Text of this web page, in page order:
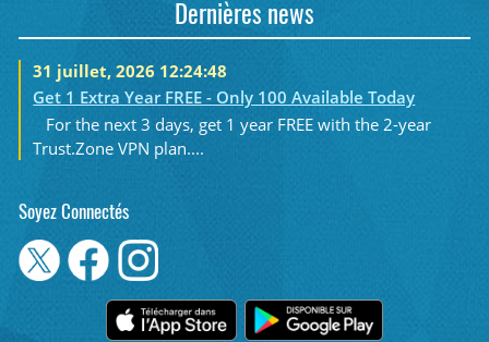
Dernières news
31 juillet, 2026 12:24:48
Get 1 Extra Year FREE - Only 100 Available Today
For the next 3 days, get 1 year FREE with the 2-year
Trust.Zone VPN plan....
Soyez Connectés